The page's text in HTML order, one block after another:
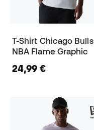
T-Shirt Chicago Bulls
NBA Flame Graphic
24,99 €